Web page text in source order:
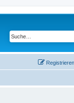
Registrieren